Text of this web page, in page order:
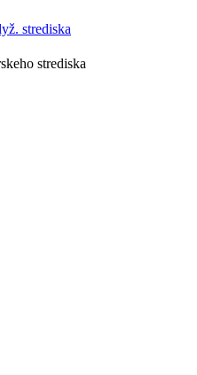
strediska